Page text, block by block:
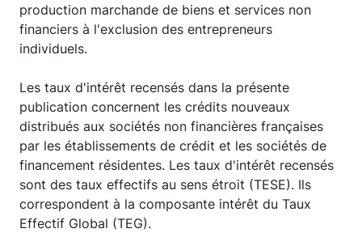
production marchande de biens et services non
financiers à l'exclusion des entrepreneurs
individuels.
Les taux d'intérêt recensés dans la présente
publication concernent les crédits nouveaux
distribués aux sociétés non financières françaises
par les établissements de crédit et les sociétés de
financement résidentes. Les taux d'intérêt recensés
sont des taux effectifs au sens étroit (TESE). Ils
correspondent à la composante intérêt du Taux
Effectif Global (TEG).